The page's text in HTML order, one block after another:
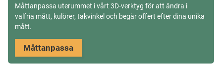
Förlängd
Sommar
Måttanpassa uterummet i vårt 3D-verktyg för att ändra i
valfria mått, kulörer, takvinkel och begär offert efter dina unika
mått.
Måttanpassa